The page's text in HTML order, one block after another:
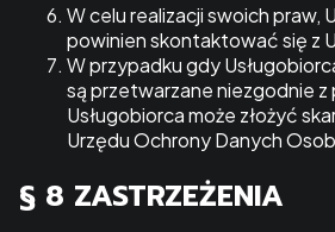
W celu realizacji swoich praw,
powinien skontaktować się z
W przypadku gdy
są przetwarzane niezgodnie z
Usługobiorca może złożyć
Urzędu Ochrony Danych
§ 8 ZASTRZEŻENIA